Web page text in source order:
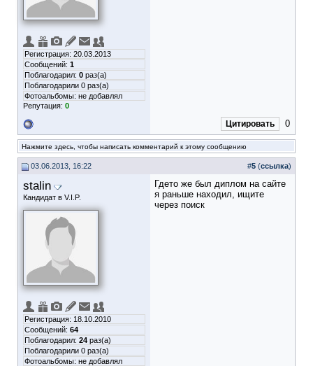
Регистрация: 20.03.2013
Сообщений: 1
Поблагодарил: 0 раз(а)
Поблагодарили 0 раз(а)
Фотоальбомы: не добавлял
Репутация: 0
Цитировать 0
Нажмите здесь, чтобы написать комментарий к этому сообщению
03.06.2013, 16:22 #5 (ссылка)
stalin
Кандидат в V.I.P.
Регистрация: 18.10.2010
Сообщений: 64
Поблагодарил: 24 раз(а)
Поблагодарили 0 раз(а)
Фотоальбомы: не добавлял
Гдето же был диплом на сайте
я раньше находил, ищите
через поиск